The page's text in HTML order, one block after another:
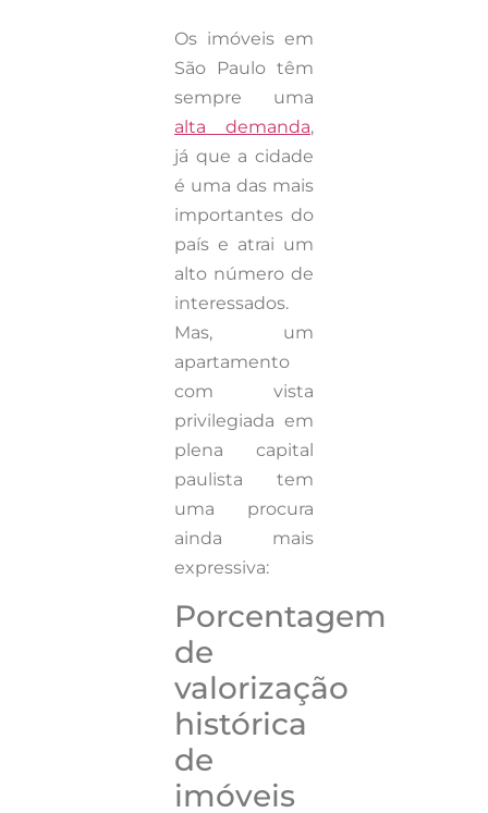
Os imóveis em
São Paulo têm
sempre uma
alta demanda,
já que a cidade
é uma das mais
importantes do
país e atrai um
alto número de
interessados.
Mas, um
apartamento
com vista
privilegiada em
plena capital
paulista tem
uma procura
ainda mais
expressiva:
Porcentagem
de
valorização
histórica
de
imóveis